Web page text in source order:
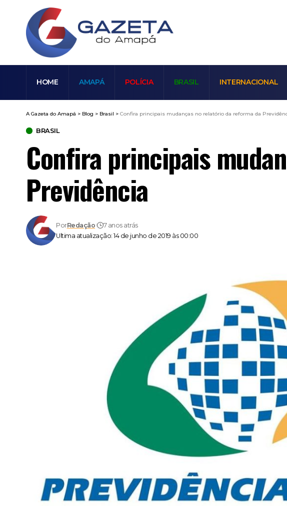
HOME AMAPÁ POLÍCIA BRASIL INTERNACIONAL
A Gazeta do Amapá > Blog > Brasil > Confira principais mudanças no relatório da reforma da
BRASIL
Confira principais
Previdência
Ultima atualização: 14 de junho de 2019 às 00:00
PorRedação 7 anos atrás